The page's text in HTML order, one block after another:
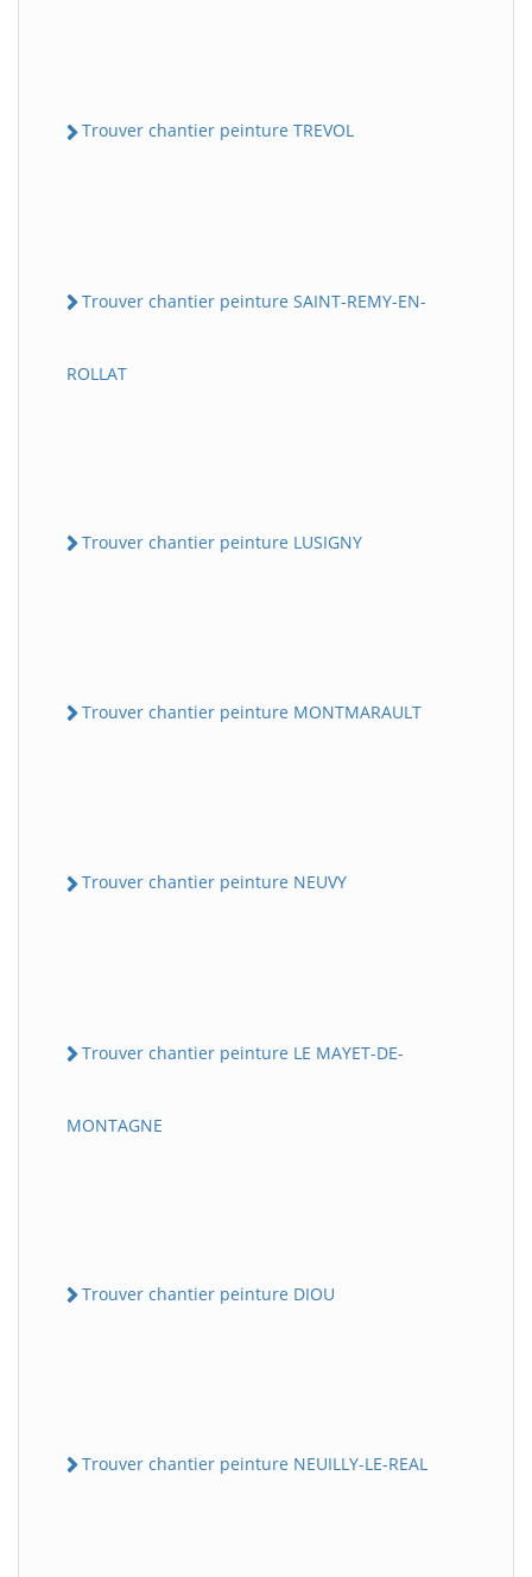
Trouver chantier peinture TREVOL
Trouver chantier peinture SAINT-REMY-EN-
ROLLAT
Trouver chantier peinture LUSIGNY
Trouver chantier peinture MONTMARAULT
Trouver chantier peinture NEUVY
Trouver chantier peinture LE MAYET-DE-
MONTAGNE
Trouver chantier peinture DIOU
Trouver chantier peinture NEUILLY-LE-REAL